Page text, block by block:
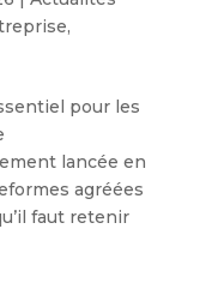
,
pour les
lancée en
agréées
faut retenir